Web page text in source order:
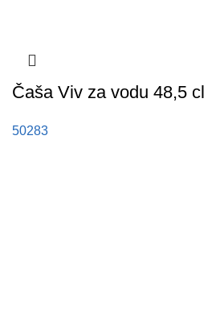
Čaša Viv za vodu 48,5 cl
50283